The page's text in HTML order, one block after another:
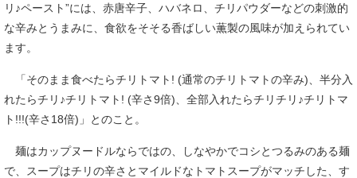
リ♪ペースト”には、赤唐辛子、ハバネロ、チリパウダーなどの刺激的
な辛みとうまみに、食欲をそそる香ばしい薫製の風味が加えられてい
ます。
「そのまま食べたらチリトマト! (通常のチリトマトの辛み)、半分入
れたらチリ♪チリトマト! (辛さ9倍)、全部入れたらチリチリ♪チリトマ
ト!!!(辛さ18倍)」とのこと。
麺はカップヌードルならではの、しなやかでコシとつるみのある麺
で、スープはチリの辛さとマイルドなトマトスープがマッチした、す